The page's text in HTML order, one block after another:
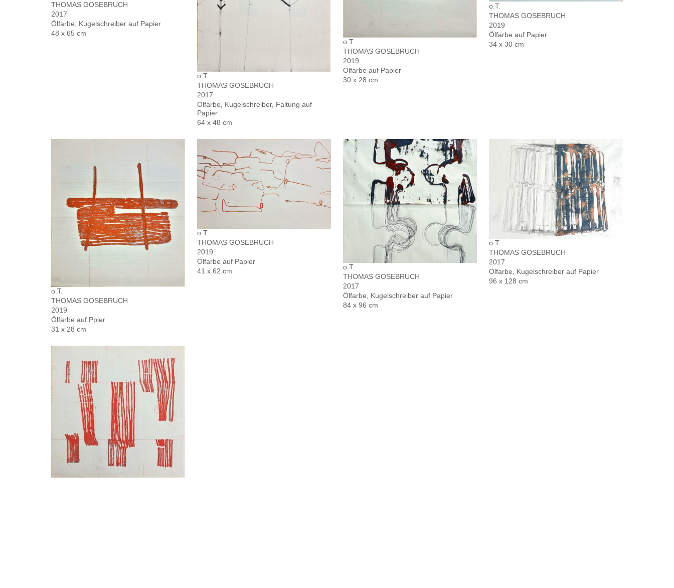
THOMAS GOSEBRUCH
2017
Ölfarbe, Kugelschreiber auf Papier
48 x 65 cm
o.T.
THOMAS GOSEBRUCH
2017
Ölfarbe, Kugelschreiber, Faltung auf
Papier
64 x 48 cm
o.T.
THOMAS GOSEBRUCH
2019
Ölfarbe auf Papier
30 x 28 cm
o.T.
THOMAS GOSEBRUCH
2019
Ölfarbe auf Papier
34 x 30 cm
o.T.
THOMAS GOSEBRUCH
2019
Ölfarbe auf Ppier
31 x 28 cm
o.T.
THOMAS GOSEBRUCH
2019
Ölfarbe auf Papier
41 x 62 cm
o.T.
THOMAS GOSEBRUCH
2017
Ölfarbe, Kugelschreiber auf Papier
84 x 96 cm
o.T.
THOMAS GOSEBRUCH
2017
Ölfarbe, Kugelschreiber auf Papier
96 x 128 cm